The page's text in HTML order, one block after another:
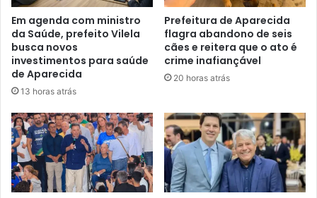
Em agenda com ministro
da Saúde, prefeito Vilela
busca novos
investimentos para saúde
de Aparecida
13 horas atrás
Prefeitura de Aparecida
flagra abandono de seis
cães e reitera que o ato é
crime inafiançável
20 horas atrás